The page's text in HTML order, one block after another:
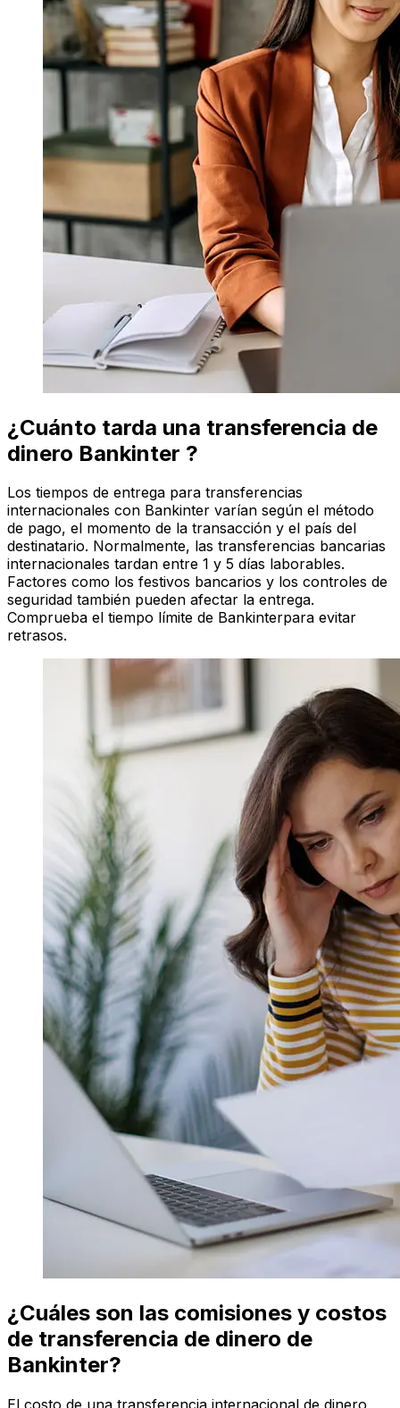
¿Cuánto tarda una transferencia de
dinero Bankinter ?
Los tiempos de entrega para transferencias
internacionales con Bankinter varían según el método
de pago, el momento de la transacción y el país del
destinatario. Normalmente, las transferencias bancarias
internacionales tardan entre 1 y 5 días laborables.
Factores como los festivos bancarios y los controles de
seguridad también pueden afectar la entrega.
Comprueba el tiempo límite de Bankinterpara evitar
retrasos.
¿Cuáles son las comisiones y costos
de transferencia de dinero de
Bankinter?